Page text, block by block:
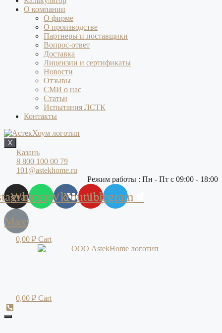
О компании
О фирме
О производстве
Партнеры и поставщики
Вопрос-ответ
Доставка
Лицензии и сертификаты
Новости
Отзывы
СМИ о нас
Статьи
Испытания ЛСТК
Контакты
X
Казань
8 800 100 00 79
101@astekhome.ru
Режим работы : Пн - Пт с 09:00 - 18:00
Whatsapp
VkYoutubeTelegram
Max
0,00 ₽ Cart
0,00 ₽ Cart